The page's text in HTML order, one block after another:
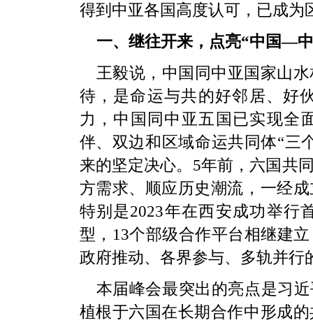
得到中亚各国高度认可，已成为
一、继往开来，点亮“中国—
王毅说，中国同中亚国家山
待，是命运与共的好邻居、好
力，中国同中亚五国已实现全
伴、双边和区域命运共同体“三
来的坚定决心。5年前，六国共
方需求、顺应历史潮流，一经
特别是2023年在西安成功举行
型，13个部级合作平台相继建
政府推动、各界参与、多轨并行
本届峰会最突出的亮点是习
植根于六国在长期合作中形成